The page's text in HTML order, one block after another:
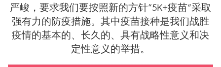
严峻，要求我们要按照新的方针“5K+疫苗”采取
强有力的防疫措施。其中疫苗接种是我们战胜
疫情的基本的、长久的、具有战略性意义和决
定性意义的举措。